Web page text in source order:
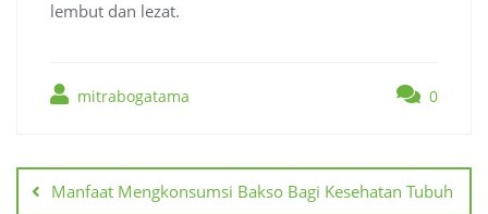
lembut dan lezat.
mitrabogatama 0
posManfaat Mengkonsumsi Bakso Bagi Kesehatan Tubuh